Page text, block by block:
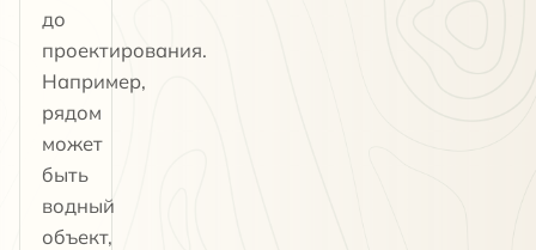
до
проектирования.
Например,
рядом
может
быть
водный
объект,